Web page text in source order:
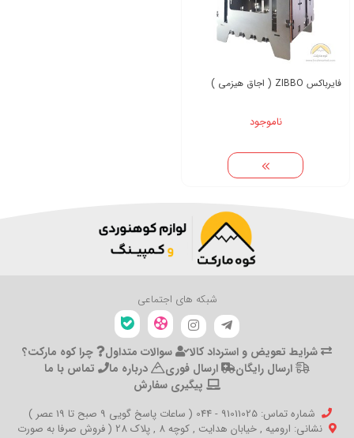
فایرباکس ZIBBO ( اجاق هیزمی )
ناموجود
شبکه های اجتماعی
شرایط تعویض و استرداد کالا سوالات متداول
چرا کوه مارکت؟
ارسال رایگان
ارسال فوری درباره ما
تماس با ما
پیگیری سفارش
شماره تماس‌: 91011025 - 044 ( ساعات پاسخ گویی 9 صبح تا 19 عصر )
نشانی: ارومیه , خیابان هدایت , کوچه 8 , پلاک 28 ( فروش صرفا به صورت